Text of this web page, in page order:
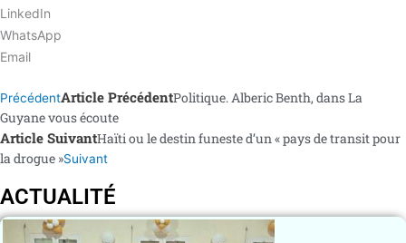
LinkedIn
WhatsApp
Email
PrécédentArticle PrécédentPolitique. Alberic Benth, dans La
Guyane vous écoute
Article SuivantHaïti ou le destin funeste d’un « pays de transit pour
la drogue »Suivant
ACTUALITÉ